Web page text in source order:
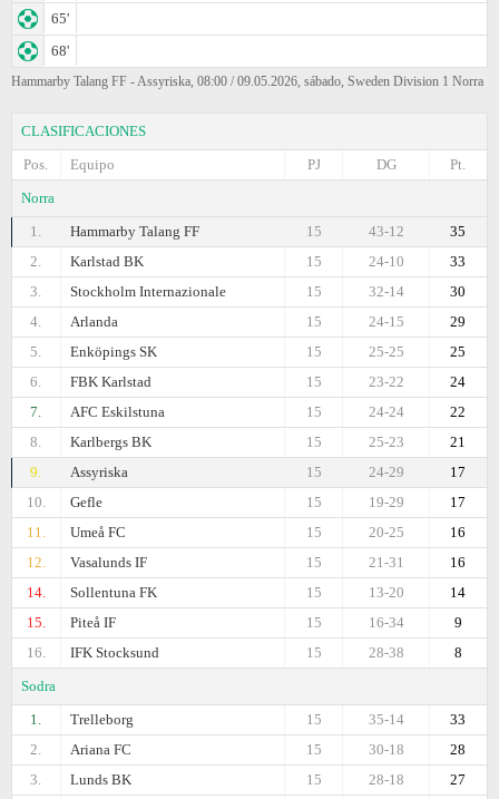
65'
68'
Hammarby Talang FF - Assyriska, 08:00 / 09.05.2026, sábado, Sweden Division 1 Norra
CLASIFICACIONES
Pos.
Equipo Pt.
DG
PJ
Norra
1.
Hammarby Talang FF 35
43-12
15
2.
Karlstad BK 33
24-10
15
3.
Stockholm Internazionale 30
32-14
15
4.
Arlanda 29
24-15
15
5.
Enköpings SK 25
25-25
15
6.
FBK Karlstad 24
23-22
15
7.
AFC Eskilstuna 22
24-24
15
8.
Karlbergs BK 21
25-23
15
9.
Assyriska 17
24-29
15
10.
Gefle 17
19-29
15
11.
Umeå FC 16
20-25
15
12.
Vasalunds IF 16
21-31
15
14.
Sollentuna FK 14
13-20
15
15.
Piteå IF 9
16-34
15
16.
IFK Stocksund 8
28-38
15
Sodra
1.
Trelleborg 33
35-14
15
2.
Ariana FC 28
30-18
15
3.
Lunds BK 27
28-18
15